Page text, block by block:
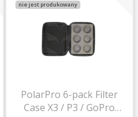
nie jest produkowany
PolarPro 6-pack Filter
Case X3 / P3 / GoPro